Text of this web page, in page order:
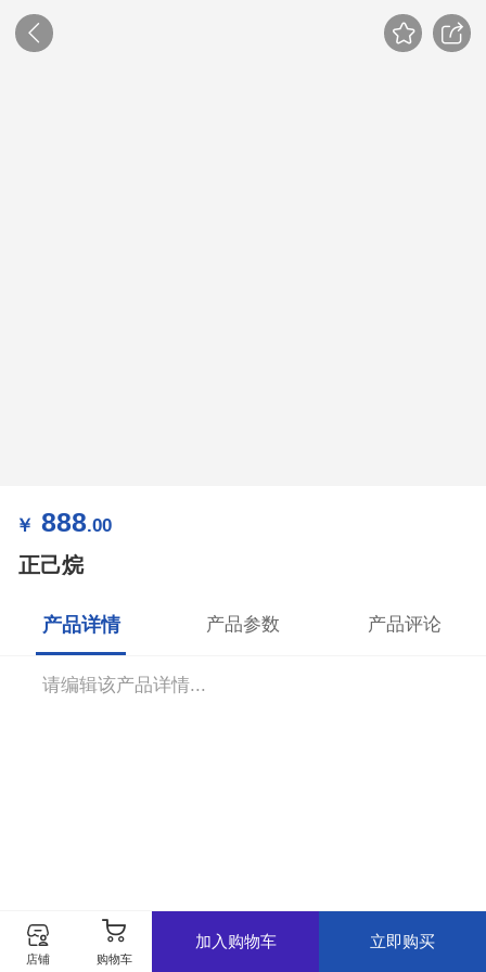
￥ 888.00
正己烷
产品详情 产品参数 产品评论
请编辑该产品详情...
店铺 购物车
加入购物车 立即购买